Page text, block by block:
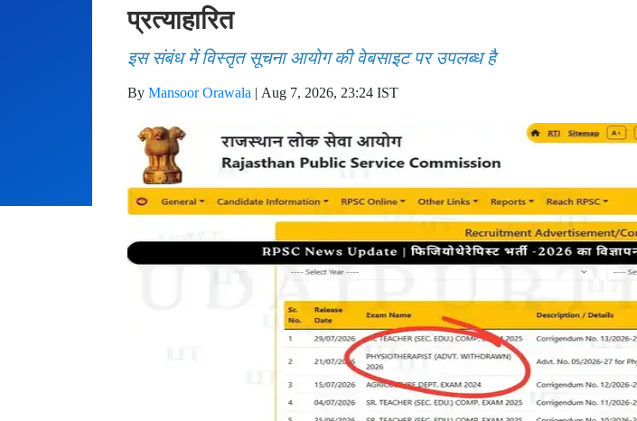
प्रत्याहारित
इस संबंध में विस्तृत सूचना आयोग की वेबसाइट पर उपलब्ध है
By Mansoor Orawala | Aug 7, 2026, 23:24 IST